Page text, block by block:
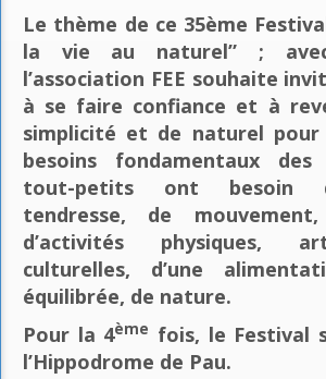
Le thème de ce 35ème
la vie au naturel” ;
l’association FEE souhaite
à se faire confiance et à
simplicité et de naturel pour
besoins fondamentaux
tout-petits ont besoin
tendresse, de
d’activités physiques,
culturelles, d’une
équilibrée, de nature.
Pour la 4ème fois, le Festival
l’Hippodrome de Pau.